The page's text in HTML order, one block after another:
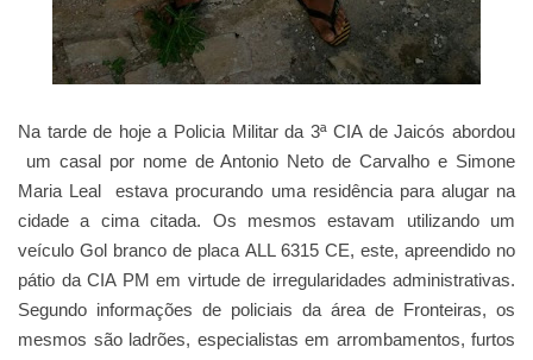
Na tarde de hoje a Policia Militar da 3ª CIA de Jaicós abordou
um casal por nome de Antonio Neto de Carvalho e Simone
Maria Leal estava procurando uma residência para alugar na
cidade a cima citada. Os mesmos estavam utilizando um
veículo Gol branco de placa ALL 6315 CE, este, apreendido no
pátio da CIA PM em virtude de irregularidades administrativas.
Segundo informações de policiais da área de Fronteiras, os
mesmos são ladrões, especialistas em arrombamentos, furtos